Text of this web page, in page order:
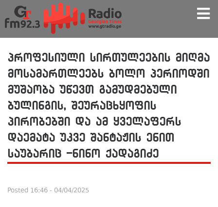
პროფესიული სირთულეების მიღმა
მოსამართლეებს ბოლო პერიოდში
მუშაობა უწევთ გამუდმებული
ბულინგის, შეურაცხყოფის
პირობებში და ამ ყველაფერს
დაემატა უკვე შანტაჟის ენით
საუბარიც -ნინო ქადაგიძე
Posted 16:46 - 04/04/2025